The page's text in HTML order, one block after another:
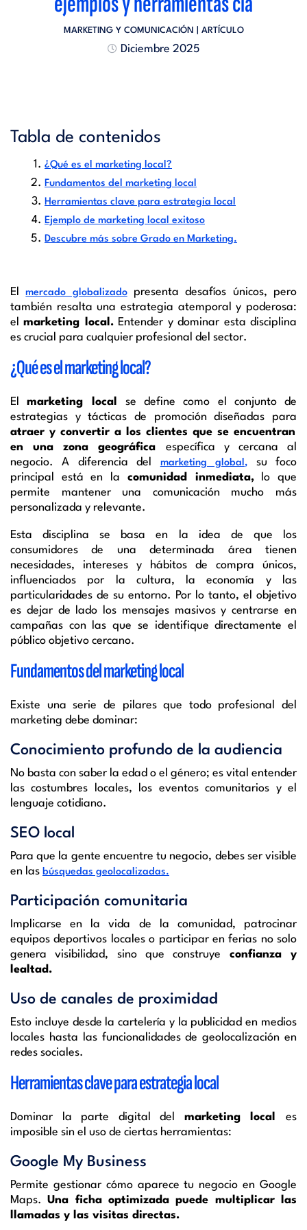
MARKETING Y COMUNICACIÓN | ARTÍCULO
Diciembre 2025
Tabla de contenidos
¿Qué es el marketing local?
Fundamentos del marketing local
Herramientas clave para estrategia local
Ejemplo de marketing local exitoso
Descubre más sobre Grado en Marketing.
Elmercado globalizadopresenta desafíos únicos, pero
también resalta una estrategia atemporal y poderosa:
elmarketing local.Entender y dominar esta disciplina
es crucial para cualquier profesional del sector.
¿Qué es el marketing local?
Elmarketing local se define como el conjunto de
estrategias y tácticas de promoción diseñadas para
atraer y convertir a los clientes que se encuentran
en una zona geográfica específica y cercana al
negocio. A diferencia del marketing global, su foco
principal está en la comunidad inmediata, lo que
permite mantener una comunicación mucho más
personalizada y relevante.
Esta disciplina se basa en la idea de que los
consumidores de una determinada área tienen
necesidades, intereses y hábitos de compra únicos,
influenciados por la cultura, la economía y las
particularidades de su entorno. Por lo tanto, el objetivo
es dejar de lado los mensajes masivos y centrarse en
campañas con las que se identifique directamente el
público objetivo cercano.
Fundamentos del marketing local
Existe una serie de pilares que todo profesional del
marketing debe dominar:
Conocimiento profundo de la audiencia
No basta con saber la edad o el género; es vital entender
las costumbres locales, los eventos comunitarios y el
lenguaje cotidiano.
SEO local
Para que la gente encuentre tu negocio, debes ser visible
en las búsquedas geolocalizadas.
Participación comunitaria
Implicarse en la vida de la comunidad, patrocinar
equipos deportivos locales o participar en ferias no solo
genera visibilidad, sino que construye confianza y
lealtad.
Uso de canales de proximidad
Esto incluye desde la cartelería y la publicidad en medios
locales hasta las funcionalidades de geolocalización en
redes sociales.
Herramientas clave para estrategia local
Dominar la parte digital del marketing locales
imposible sin el uso de ciertas herramientas:
Google My Business
Permite gestionar cómo aparece tu negocio en Google
Maps.Una ficha optimizada puede multiplicar las
llamadas y las visitas directas.